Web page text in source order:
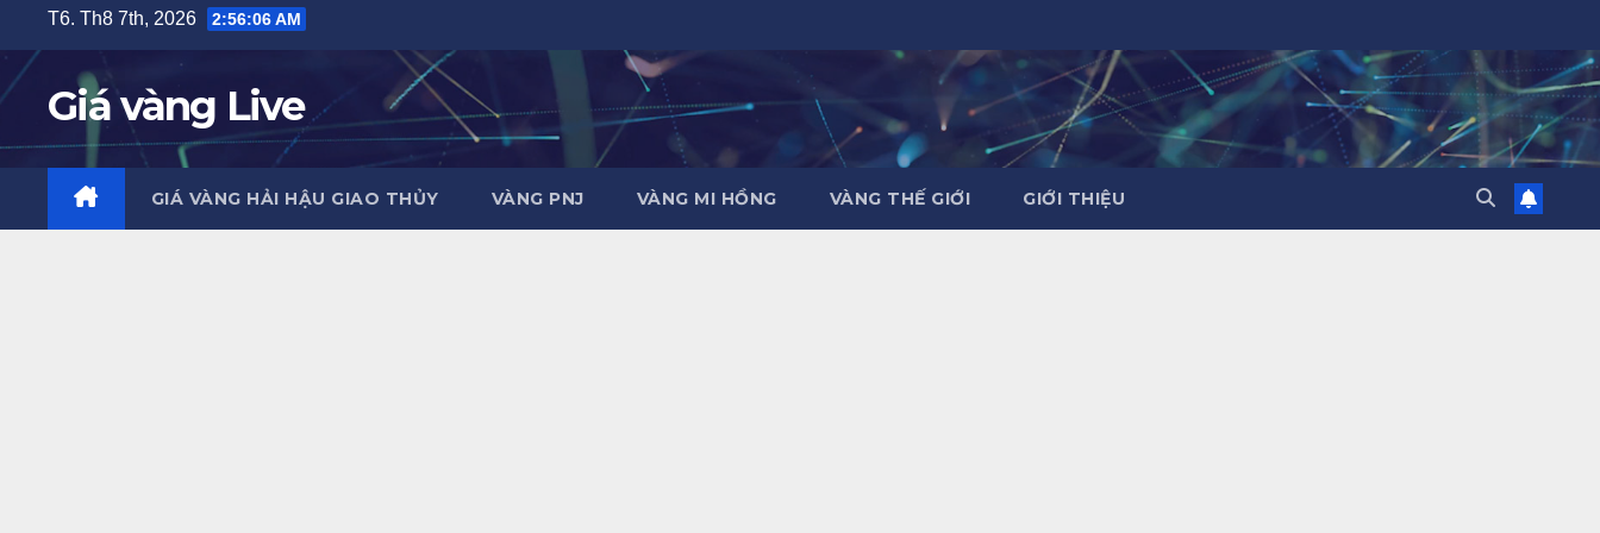
content
T6. Th8 7th, 2026 2:56:07 AM
Giá vàng Live
GIÁ VÀNG HẢI HẬU GIAO THỦY VÀNG PNJ VÀNG MI HỒNG VÀNG THẾ GIỚI GIỚI THIỆU